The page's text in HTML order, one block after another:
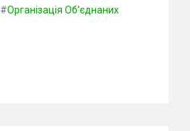
#Організація Об'єднаних